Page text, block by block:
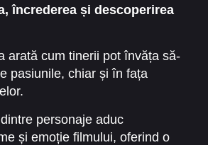
încrederea și descoperirea
arată cum tinerii pot învăța să-
pasiunile, chiar și în fața
personaje aduc
și emoție filmului, oferind o